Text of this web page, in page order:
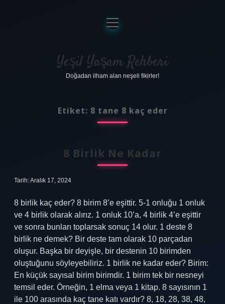
Anasayfa
Gizlilik Politikası
Yasal Uyarı
menüyü
aç
Yeşil Yaşam Rehberi
Doğadan ilham alan neşeli fikirler!
Etiket: 8 tane 8 kaç eder
8 Birlik Ne Kadar
Tarih: Aralık 17, 2024
8 birlik kaç eder? 8 birim 8’e eşittir. 5-1 onluğu 1 onluk
ve 4 birlik olarak alırız. 1 onluk 10’a, 4 birlik 4’e eşittir
ve sonra bunları toplarsak sonuç 14 olur. 1 deste 8
birlik ne demek? Bir deste tam olarak 10 parçadan
oluşur. Başka bir deyişle, bir destenin 10 birimden
oluştuğunu söyleyebiliriz. 1 birlik ne kadar eder? Birim:
En küçük sayısal birim birimdir. 1 birim tek bir nesneyi
temsil eder. Örneğin, 1 elma veya 1 kitap. 8 sayısının 1
ile 100 arasında kaç tane katı vardır? 8, 18, 28, 38, 48,